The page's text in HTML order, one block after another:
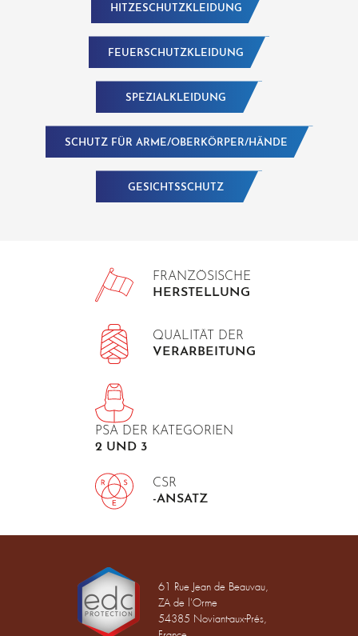
HITZESCHUTZKLEIDUNG
FEUERSCHUTZKLEIDUNG
SPEZIALKLEIDUNG
SCHUTZ FÜR ARME/OBERKÖRPER/HÄNDE
GESICHTSSCHUTZ
FRANZÖSISCHE
HERSTELLUNG
QUALITÄT DER
VERARBEITUNG
PSA DER KATEGORIEN
2 UND 3
CSR
-ANSATZ
61 Rue Jean de Beauvau,
ZA de l'Orme
54385 Noviant-aux-Prés,